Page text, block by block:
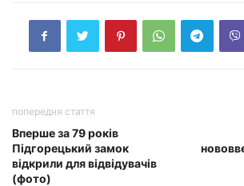
попередня стаття
Вперше за 79 років
Підгорецький замок
відкрили для відвідувачів
(фото)